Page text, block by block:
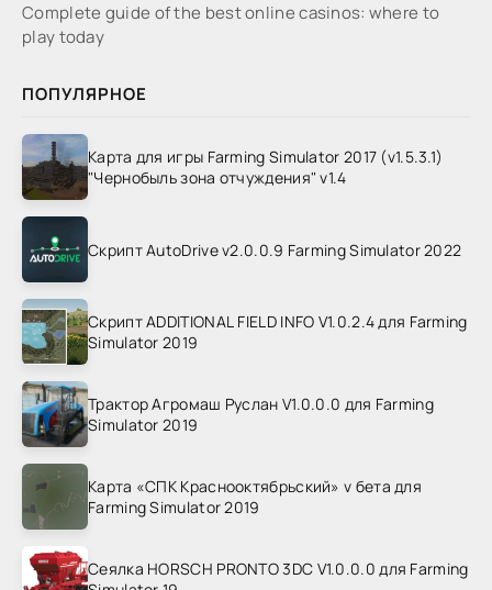
Complete guide of the best online casinos: where to
play today
ПОПУЛЯРНОЕ
Карта для игры Farming Simulator 2017 (v1.5.3.1)
"Чернобыль зона отчуждения" v1.4
Скрипт AutoDrive v2.0.0.9 Farming Simulator 2022
Скрипт ADDITIONAL FIELD INFO V1.0.2.4 для Farming
Simulator 2019
Трактор Агромаш Руслан V1.0.0.0 для Farming
Simulator 2019
Карта «СПК Краснооктябрьский» v бета для
Farming Simulator 2019
Сеялка HORSCH PRONTO 3DC V1.0.0.0 для Farming